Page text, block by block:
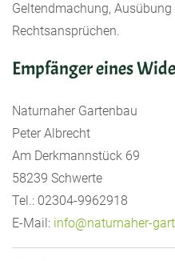
Geltendmachung,
Rechtsansprüchen.
Empfänger eines
Naturnaher Gartenbau
Peter Albrecht
Am Derkmannstück 69
58239 Schwerte
Tel.: 02304-9962918
E-Mail: info@naturnaher-